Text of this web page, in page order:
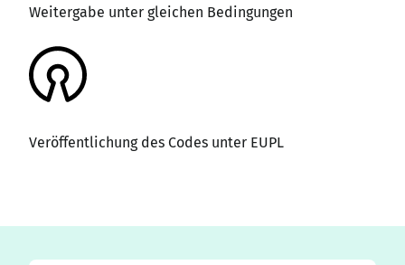
Weitergabe unter gleichen Bedingungen
Veröffentlichung des Codes unter EUPL